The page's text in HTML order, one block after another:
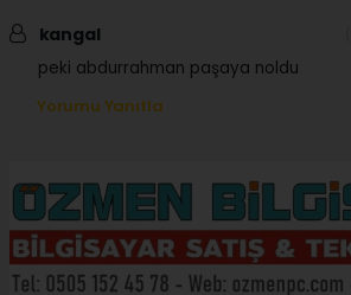
kangal
peki abdurrahman paşaya noldu
Yorumu Yanıtla